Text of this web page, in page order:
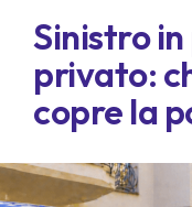
Sinistro
privato:
copre la